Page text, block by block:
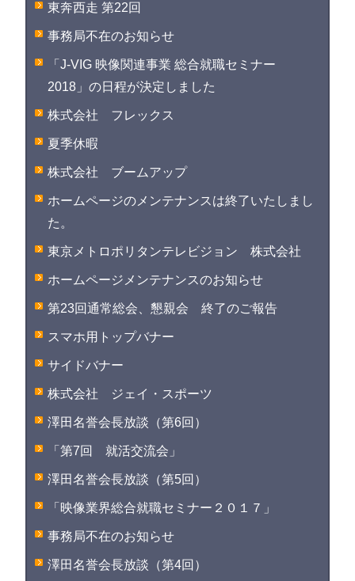
東奔西走 第22回
事務局不在のお知らせ
「J-VIG 映像関連事業 総合就職セミナー
2018」の日程が決定しました
株式会社 フレックス
夏季休暇
株式会社 ブームアップ
ホームページのメンテナンスは終了いたしまし
た。
東京メトロポリタンテレビジョン 株式会社
ホームページメンテナンスのお知らせ
第23回通常総会、懇親会 終了のご報告
スマホ用トップバナー
サイドバナー
株式会社 ジェイ・スポーツ
澤田名誉会長放談（第6回）
「第7回 就活交流会」
澤田名誉会長放談（第5回）
「映像業界総合就職セミナー２０１７」
事務局不在のお知らせ
澤田名誉会長放談（第4回）